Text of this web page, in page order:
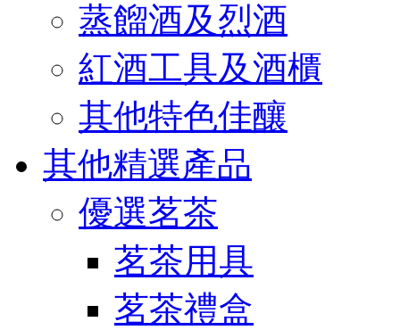
蒸餾酒及烈酒
紅酒工具及酒櫃
其他特色佳釀
其他精選產品
優選茗茶
茗茶用具
茗茶禮盒